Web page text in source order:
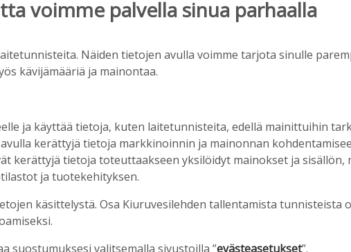
voimme palvella sinua parhaalla
Näiden tietojen avulla voimme tarjota sinulle
kävijämääriä ja mainontaa.
ja käyttää tietoja, kuten laitetunnisteita, edellä mainittuihin
kerättyjä tietoja markkinoinnin ja mainonnan
kerättyjä tietoja toteuttaakseen yksilöidyt mainokset ja sisällön,
ja tuotekehityksen.
käsittelystä. Osa Kiuruvesilehden tallentamista tunnisteista
suostumuksesi valitsemalla sivustoilla ”evästeasetukset”.